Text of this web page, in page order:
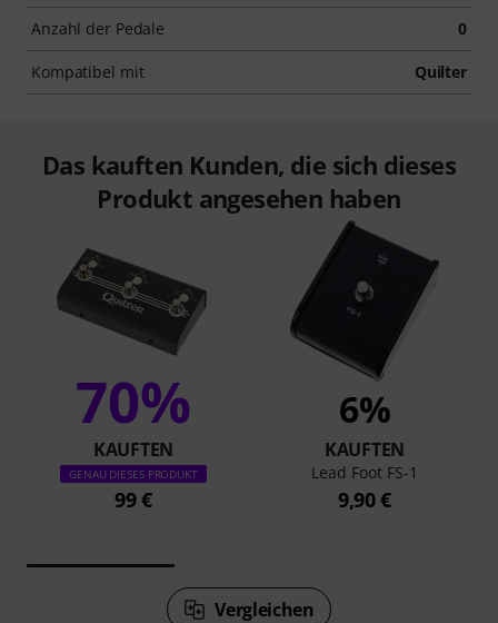
Anzahl der Pedale 0
Kompatibel mit Quilter
Das kauften Kunden, die sich dieses
Produkt angesehen haben
70%
KAUFTEN
GENAU DIESES PRODUKT
99 €
6%
KAUFTEN
Lead Foot FS-1
9,90 €
Vergleichen